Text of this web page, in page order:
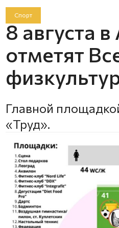
Спорт
8 августа
отметят
Главной
«Труд».